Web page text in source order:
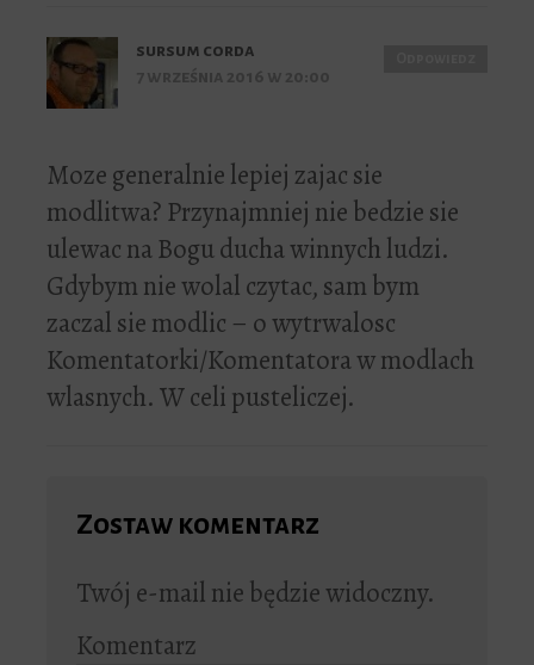
sursum corda
Moze generalnie lepiej zajac sie
modlitwa? Przynajmniej nie bedzie sie
ulewac na Bogu ducha winnych ludzi.
Gdybym nie wolal czytac, sam bym
zaczal sie modlic – o wytrwalosc
Komentatorki/Komentatora w modlach
wlasnych. W celi pusteliczej.
Zostaw komentarz
Twój e-mail nie będzie widoczny.
Komentarz